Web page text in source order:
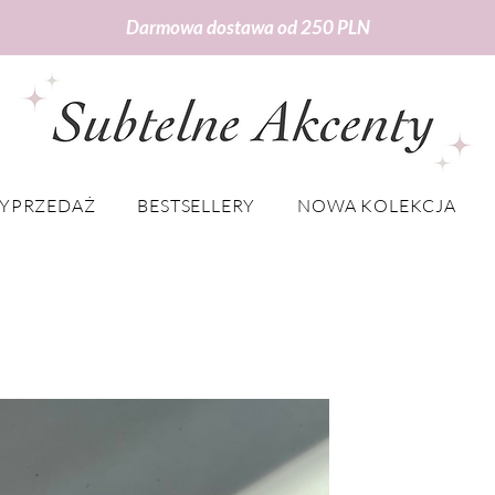
Darmowa dostawa od 250 PLN
BESTSELLERY NOWA KOLEKCJA